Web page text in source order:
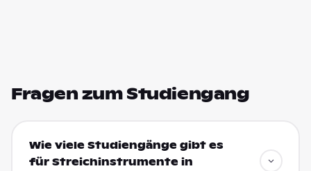
Fragen zum Studiengang
Wie viele Studiengänge gibt es
für Streichinstrumente in